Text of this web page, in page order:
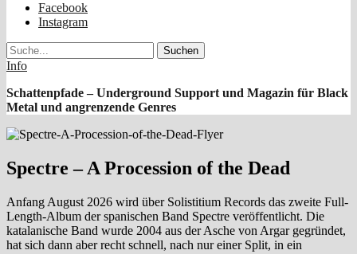
Facebook
Instagram
Suche
Info
Schattenpfade – Underground Support und Magazin für Black
Metal und angrenzende Genres
Spectre – A Procession of the Dead
Anfang August 2026 wird über Solistitium Records das zweite Full-
Length-Album der spanischen Band Spectre veröffentlicht. Die
katalanische Band wurde 2004 aus der Asche von Argar gegründet,
hat sich dann aber recht schnell, nach nur einer Split, in ein